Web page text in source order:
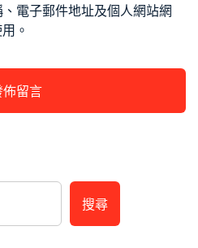
電子郵件地址及個人網站網
。
搜尋